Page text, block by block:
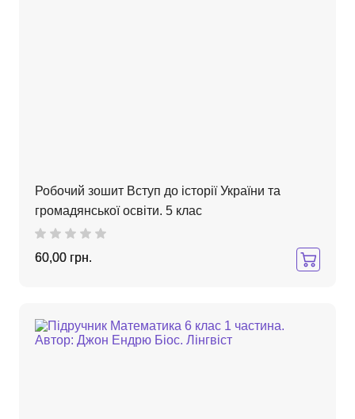
Робочий зошит Вступ до історії України та
громадянської освіти. 5 клас
60,00 грн.